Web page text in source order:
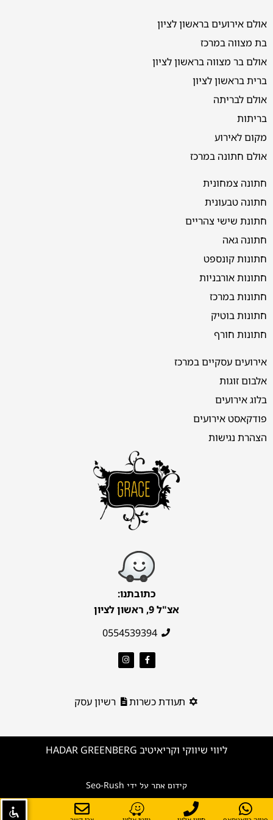
אולם אירועים בראשון לציון
בת מצווה במרכז
אולם בר מצווה בראשון לציון
ברית בראשון לציון
אולם לבריתה
בריתות
מקום לאירוע
אולם חתונה במרכז
חתונה צמחונית
חתונה טבעונית
חתונת שישי צהריים
חתונה גאה
חתונות קונספט
חתונות אורבניות
חתונות במרכז
חתונות בוטיק
חתונות חורף
אירועים עסקיים במרכז
אלבום זוגות
בלוג אירועים
פודקאסט אירועים
הצהרת נגישות
כתובתנו:
אצ"ל 9, ראשון לציון
0554539394
תעודת כשרות רשיון עסק
ליווי שיווקי וקריאיטיב HADAR GREENBERG
קידום אתר על ידי Seo-Rush